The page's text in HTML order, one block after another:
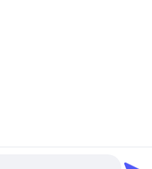
メーカー。Copyright© -2026